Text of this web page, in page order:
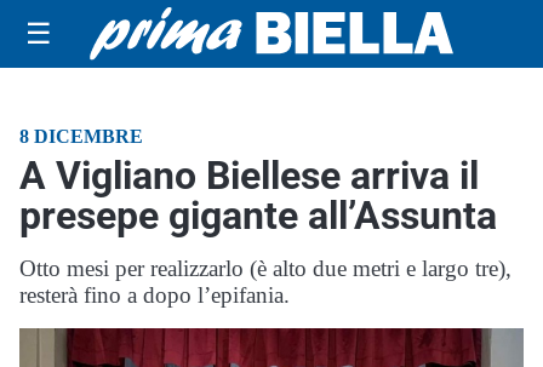
☰
8 DICEMBRE
A Vigliano Biellese arriva il
presepe gigante all’Assunta
Otto mesi per realizzarlo (è alto due metri e largo tre),
resterà fino a dopo l’epifania.